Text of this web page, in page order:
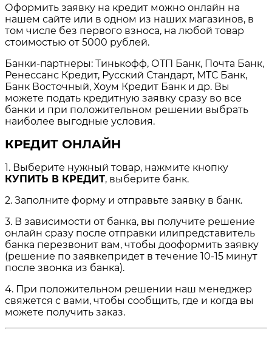
Оформить заявку на кредит можно онлайн на
нашем сайте или в одном из наших магазинов, в
том числе без первого взноса, на любой товар
стоимостью от 5000 рублей.
Банки-партнеры: Тинькофф, ОТП Банк, Почта Банк,
Ренессанс Кредит, Русский Стандарт, МТС Банк,
Банк Восточный, Хоум Кредит Банк и др. Вы
можете подать кредитную заявку сразу во все
банки и при положительном решении выбрать
наиболее выгодные условия.
КРЕДИТ ОНЛАЙН
1. Выберите нужный товар, нажмите кнопку
КУПИТЬ В КРЕДИТ, выберите банк.
2. Заполните форму и отправьте заявку в банк.
3. В зависимости от банка, вы получите решение
онлайн сразу после отправки илипредставитель
банка перезвонит вам, чтобы дооформить заявку
(решение по заявкепридет в течение 10-15 минут
после звонка из банка).
4. При положительном решении наш менеджер
свяжется с вами, чтобы сообщить, где и когда вы
можете получить заказ.